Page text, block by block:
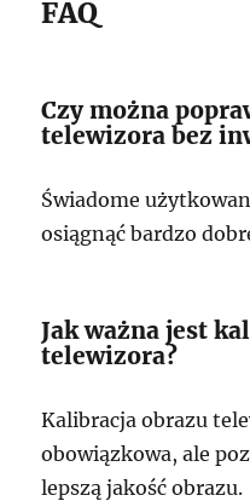
FAQ
Czy można
telewizora bez
Świadome
osiągnąć bardzo
Jak ważna jest
telewizora?
Kalibracja obrazu
obowiązkowa, ale
lepszą jakość obrazu.